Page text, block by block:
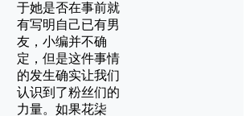
于她是否在事前就
有写明自己已有男
友，小编并不确
定，但是这件事情
的发生确实让我们
认识到了粉丝们的
力量。如果花柒